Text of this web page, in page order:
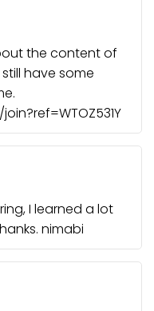
the content of
have some
I learned a lot
nimabi